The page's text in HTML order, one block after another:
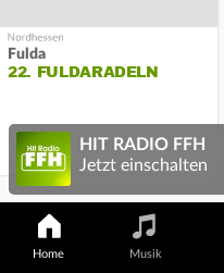
Fulda
22. FULDARADELN
Südhessen
FUSSBALL
Home Musik
HIT RADIO FFH
Jetzt einschalten